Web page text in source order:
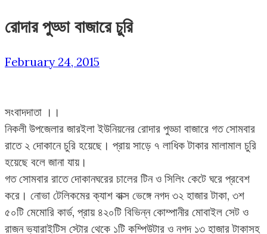
রোদার পুড্ডা বাজারে চুরি
February 24, 2015
সংবাদদাতা ।।
নিকলী উপজেলার জারইলা ইউনিয়নের রোদার পুড্ডা বাজারে গত সোমবার
রাতে ২ দোকানে চুরি হয়েছে। প্রায় সাড়ে ৭ লাধিক টাকার মালামাল চুরি
হয়েছে বলে জানা যায়।
গত সোমবার রাতে দোকানঘরের চালের টিন ও সিলিং কেটে ঘরে প্রবেশ
করে। নোভা টেলিকমের ক্যাশ বাক্স ভেঙ্গে নগদ ৩২ হাজার টাকা, ৩শ
৫০টি মেমোরি কার্ড, প্রায় ৪২০টি বিভিন্ন কোম্পানীর মোবাইল সেট ও
রাজন ভ্যারাইটিস স্টোর থেকে ১টি কম্পিউটার ও নগদ ১৩ হাজার টাকাসহ